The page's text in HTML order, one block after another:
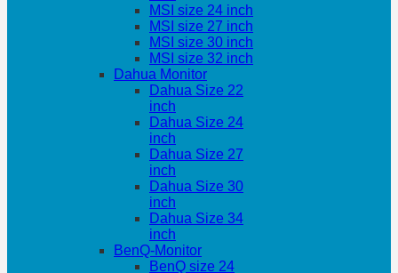
MSI size 24 inch
MSI size 27 inch
MSI size 30 inch
MSI size 32 inch
Dahua Monitor
Dahua Size 22
inch
Dahua Size 24
inch
Dahua Size 27
inch
Dahua Size 30
inch
Dahua Size 34
inch
BenQ-Monitor
BenQ size 24